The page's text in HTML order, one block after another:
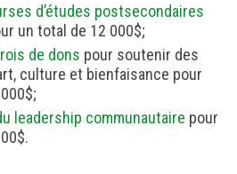
d’études postsecondaires
un total de 12 000$;
de dons pour soutenir des
culture et bienfaisance pour
leadership communautaire pour